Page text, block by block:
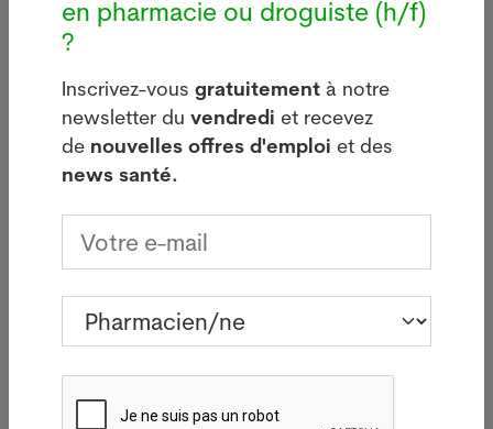
bâtiment de Manor
BÂLE - Aucun
nouveau cas de
légionellose n'a été
signalé mardi à
flambée des deux
dernières semaines.
Lire plus
locale
confirmé
en pharmacie ou droguiste (h/f)
?
Inscrivez-vous gratuitement à notre
newsletter du vendredi et recevez
de nouvelles offres d'emploi et des
news santé.